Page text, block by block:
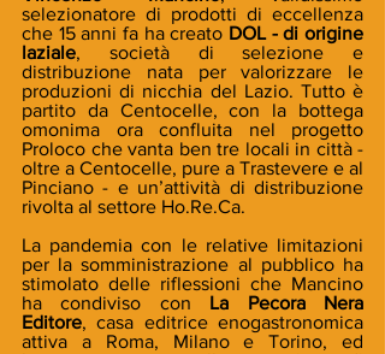
selezionatore di prodotti di eccellenza
che 15 anni fa ha creato DOL - di origine
laziale, società di selezione e
distribuzione nata per valorizzare le
produzioni di nicchia del Lazio. Tutto è
partito da Centocelle, con la bottega
omonima ora confluita nel progetto
Proloco che vanta ben tre locali in città -
oltre a Centocelle, pure a Trastevere e al
Pinciano - e un’attività di distribuzione
rivolta al settore Ho.Re.Ca.
La pandemia con le relative limitazioni
per la somministrazione al pubblico ha
stimolato delle riflessioni che Mancino
ha condiviso con La Pecora Nera
Editore, casa editrice enogastronomica
attiva a Roma, Milano e Torino, ed